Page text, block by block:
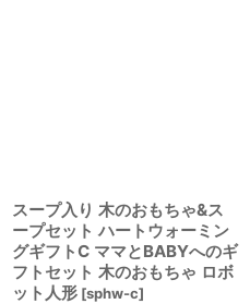
スープ入り 木のおもちゃ&ス
ープセット ハートウォーミン
グギフトC ママとBABYへのギ
フトセット 木のおもちゃ ロボ
ット人形 [sphw-c]